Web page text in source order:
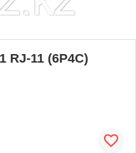
RJ-11 (6P4C)